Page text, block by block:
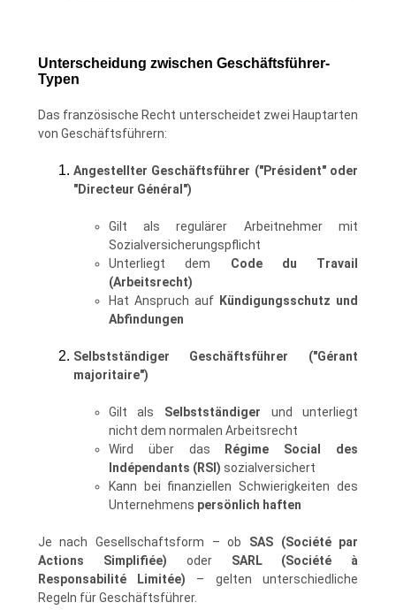
Unterscheidung zwischen Geschäftsführer-
Typen
Das französische Recht unterscheidet zwei Hauptarten
von Geschäftsführern:
Angestellter Geschäftsführer ("Président" oder
"Directeur Général")
Gilt als regulärer Arbeitnehmer mit
Sozialversicherungspflicht
Unterliegt dem Code du Travail
(Arbeitsrecht)
Hat Anspruch auf Kündigungsschutz und
Abfindungen
Selbstständiger Geschäftsführer ("Gérant
majoritaire")
Gilt als Selbstständiger und unterliegt
nicht dem normalen Arbeitsrecht
Wird über das
Régime Social des
Indépendants (RSI) sozialversichert
Kann bei finanziellen Schwierigkeiten des
Unternehmens persönlich haften
Je nach Gesellschaftsform – ob SAS (Société par
Actions Simplifiée) oder SARL (Société à
Responsabilité Limitée) – gelten unterschiedliche
Regeln für Geschäftsführer.